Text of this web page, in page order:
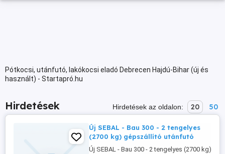
Pótkocsi, utánfutó, lakókocsi eladó Debrecen Hajdú-Bihar (új és
használt) - Startapró.hu
Hirdetések Hirdetések az oldalon: 20 50
Új SEBAL - Bau 300 - 2 tengelyes
(2700 kg) gépszállító utánfutó
Új SEBAL - Bau 300 - 2 tengelyes (2700 kg)